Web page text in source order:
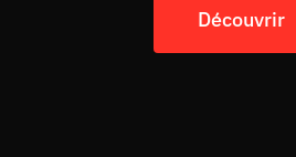
Découvrir